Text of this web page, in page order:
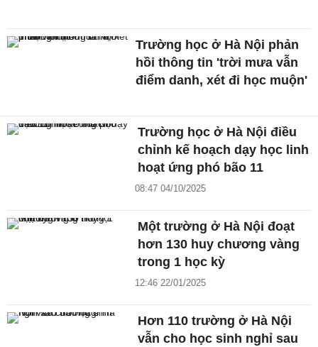
Trường học ở Hà Nội phản
hồi thông tin 'trời mưa vẫn
điểm danh, xét đi học muộn'
Trường học ở Hà Nội điều
chỉnh kế hoạch dạy học linh
hoạt ứng phó bão 11
08:47 04/10/2025
Một trường ở Hà Nội đoạt
hơn 130 huy chương vàng
trong 1 học kỳ
12:46 22/01/2025
Hơn 110 trường ở Hà Nội
vẫn cho học sinh nghỉ sau